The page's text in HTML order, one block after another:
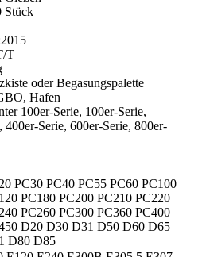
Stück
T
oder Begasungspalette
Hafen
100er-Serie, 100er-Serie,
400er-Serie, 600er-Serie, 800er-
PC30 PC40 PC55 PC60 PC100
PC180 PC200 PC210 PC220
PC260 PC300 PC360 PC400
D20 D30 D31 D50 D60 D65
D80 D85